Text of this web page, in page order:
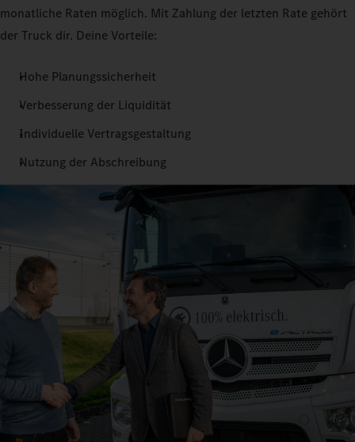
monatliche Raten möglich. Mit Zahlung der letzten Rate gehört
der Truck dir. Deine Vorteile:
Hohe Planungssicherheit
Verbesserung der Liquidität
Individuelle Vertragsgestaltung
Nutzung der Abschreibung